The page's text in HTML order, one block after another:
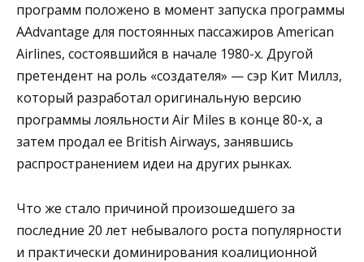
программ положено в момент запуска программы
AAdvantage для постоянных пассажиров American
Airlines, состоявшийся в начале 1980-х. Другой
претендент на роль «создателя» — сэр Кит Миллз,
который разработал оригинальную версию
программы лояльности Air Miles в конце 80-х, а
затем продал ее British Airways, занявшись
распространением идеи на других рынках.
Что же стало причиной произошедшего за
последние 20 лет небывалого роста популярности
и практически доминирования коалиционной